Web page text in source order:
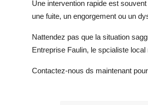
Real Estate
General
Une intervention rapide est
une fuite, un engorgement ou un
Nattendez pas que la situation
Entreprise Faulin, le spcialiste
Contactez-nous ds maintenant